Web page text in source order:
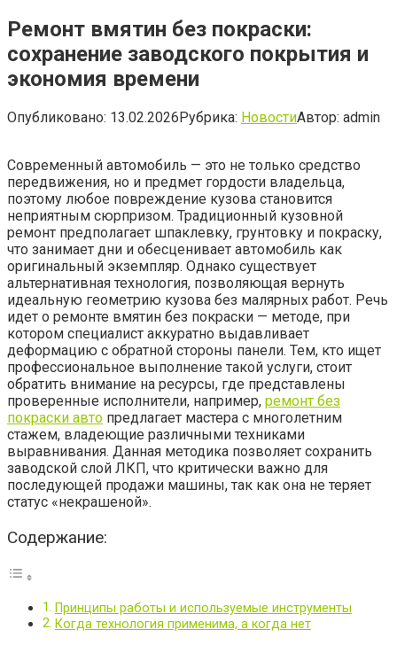
Ремонт вмятин без покраски:
сохранение заводского покрытия и
экономия времени
Опубликовано: 13.02.2026Рубрика: НовостиАвтор: admin
Современный автомобиль — это не только средство
передвижения, но и предмет гордости владельца,
поэтому любое повреждение кузова становится
неприятным сюрпризом. Традиционный кузовной
ремонт предполагает шпаклевку, грунтовку и покраску,
что занимает дни и обесценивает автомобиль как
оригинальный экземпляр. Однако существует
альтернативная технология, позволяющая вернуть
идеальную геометрию кузова без малярных работ. Речь
идет о ремонте вмятин без покраски — методе, при
котором специалист аккуратно выдавливает
деформацию с обратной стороны панели. Тем, кто ищет
профессиональное выполнение такой услуги, стоит
обратить внимание на ресурсы, где представлены
проверенные исполнители, например, ремонт без
покраски авто предлагает мастера с многолетним
стажем, владеющие различными техниками
выравнивания. Данная методика позволяет сохранить
заводской слой ЛКП, что критически важно для
последующей продажи машины, так как она не теряет
статус «некрашеной».
Содержание:
Принципы работы и используемые инструменты
Когда технология применима, а когда нет